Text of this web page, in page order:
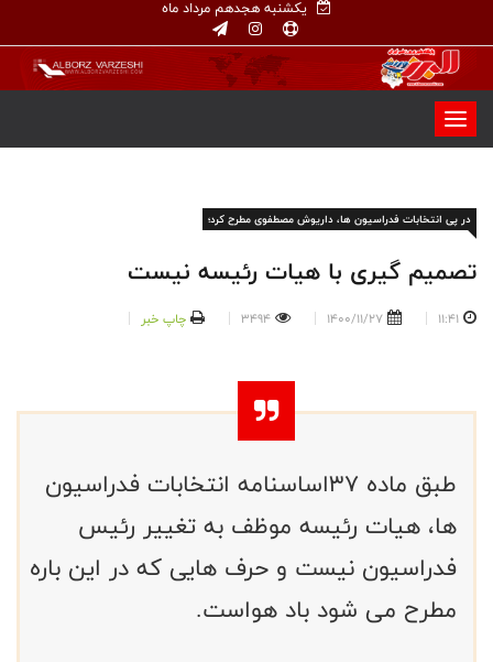
یکشنبه هجدهم مرداد ماه
در پی انتخابات فدراسیون ها، داریوش مصطفوی مطرح کرد؛
تصمیم گیری با هیات رئیسه نیست
11:41
1400/11/27
3494 چاپ خبر
طبق ماده ۳۷اساسنامه انتخابات فدراسیون
ها، هیات رئیسه موظف به تغییر رئیس
فدراسیون نیست و حرف هایی که در این باره
مطرح می شود باد هواست.